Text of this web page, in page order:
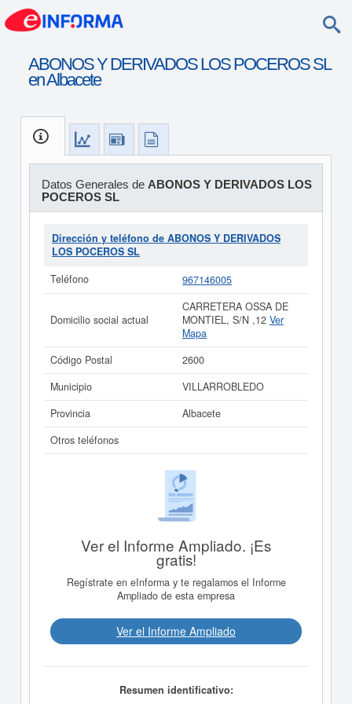
ABONOS Y DERIVADOS LOS POCEROS SL
en Albacete
Datos Generales de ABONOS Y DERIVADOS LOS
POCEROS SL
Dirección y teléfono de ABONOS Y DERIVADOS
LOS POCEROS SL
Teléfono
967146005
Domicilio social actual
CARRETERA OSSA DE
MONTIEL, S/N ,12 Ver
Mapa
Código Postal
2600
Municipio
VILLARROBLEDO
Provincia
Albacete
Otros teléfonos
Ver el Informe Ampliado. ¡Es
gratis!
Regístrate en eInforma y te regalamos el Informe
Ampliado de esta empresa
Ver el Informe Ampliado
Resumen identificativo: